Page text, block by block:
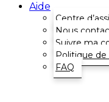
Aide
Centre
Nous
Suivre ma
Politique
FAQ